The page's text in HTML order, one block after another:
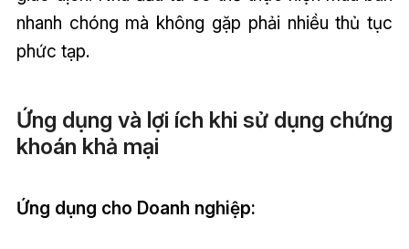
nhanh chóng mà không gặp phải nhiều thủ tục
phức tạp.
Ứng dụng và lợi ích khi sử dụng chứng
khoán khả mại
Ứng dụng cho Doanh nghiệp: